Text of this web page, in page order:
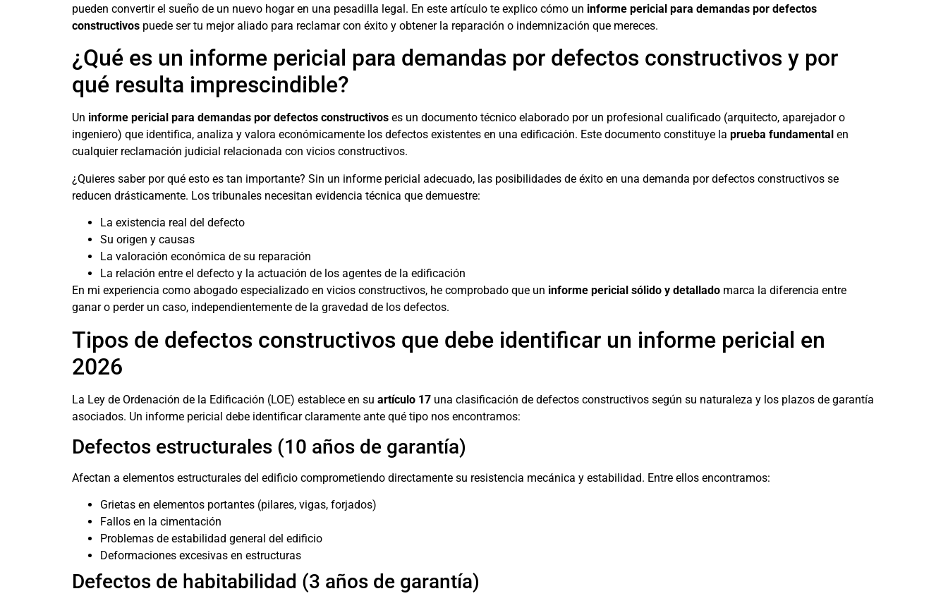
pueden convertir el sueño de un nuevo hogar en una pesadilla legal. En este artículo te explico cómo un informe pericial para demandas por defectos
constructivos puede ser tu mejor aliado para reclamar con éxito y obtener la reparación o indemnización que mereces.
¿Qué es un informe pericial para demandas por defectos constructivos y por
qué resulta imprescindible?
Un informe pericial para demandas por defectos constructivos es un documento técnico elaborado por un profesional cualificado (arquitecto, aparejador o
ingeniero) que identifica, analiza y valora económicamente los defectos existentes en una edificación. Este documento constituye la prueba fundamental en
cualquier reclamación judicial relacionada con vicios constructivos.
¿Quieres saber por qué esto es tan importante? Sin un informe pericial adecuado, las posibilidades de éxito en una demanda por defectos constructivos se
reducen drásticamente. Los tribunales necesitan evidencia técnica que demuestre:
La existencia real del defecto
Su origen y causas
La valoración económica de su reparación
La relación entre el defecto y la actuación de los agentes de la edificación
En mi experiencia como abogado especializado en vicios constructivos, he comprobado que un informe pericial sólido y detallado marca la diferencia entre
ganar o perder un caso, independientemente de la gravedad de los defectos.
Tipos de defectos constructivos que debe identificar un informe pericial en
2026
La Ley de Ordenación de la Edificación (LOE) establece en su artículo 17 una clasificación de defectos constructivos según su naturaleza y los plazos de garantía
asociados. Un informe pericial debe identificar claramente ante qué tipo nos encontramos:
Defectos estructurales (10 años de garantía)
Afectan a elementos estructurales del edificio comprometiendo directamente su resistencia mecánica y estabilidad. Entre ellos encontramos:
Grietas en elementos portantes (pilares, vigas, forjados)
Fallos en la cimentación
Problemas de estabilidad general del edificio
Deformaciones excesivas en estructuras
Defectos de habitabilidad (3 años de garantía)